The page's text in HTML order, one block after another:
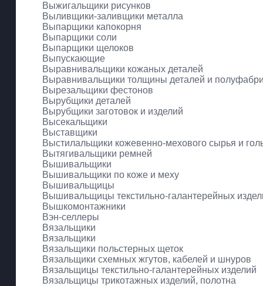
Выжигальщики рисунков
Выливщики-заливщики металла
Выпарщики капокорня
Выпарщики соли
Выпарщики щелоков
Выпускающие
Выравнивальщики кожаных деталей
Выравнивальщики толщины деталей и
Вырезальщики фестонов
Вырубщики деталей
Вырубщики заготовок и изделий
Высекальщики
Выставщики
Выстилальщики кожевенно-мехового сырья и
Вытягивальщики ремней
Вышивальщики
Вышивальщики по коже и меху
Вышивальщицы
Вышивальщицы текстильно-галантерейных
Вышкомонтажники
Вэн-селлеры
Вязальщики
Вязальщики
Вязальщики польстерных щеток
Вязальщики схемных жгутов, кабелей и шнуров
Вязальщицы текстильно-галантерейных изделий
Вязальщицы трикотажных изделий, полотна